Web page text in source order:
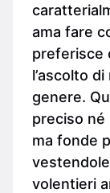
ama fare
preferisce
l’ascolto
genere.
preciso
ma fonde
volentieri